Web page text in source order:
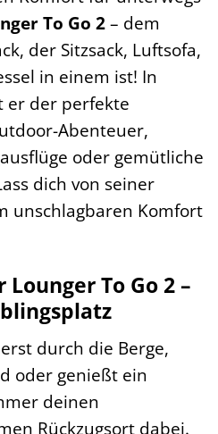
To Go 2– dem
der Sitzsack, Luftsofa,
in einem ist! In
er der perfekte
Abenteuer,
oder gemütliche
dich von seiner
unschlagbaren Komfort
To Go 2 –
durch die Berge,
oder genießt ein
deinen
Rückzugsort dabei.